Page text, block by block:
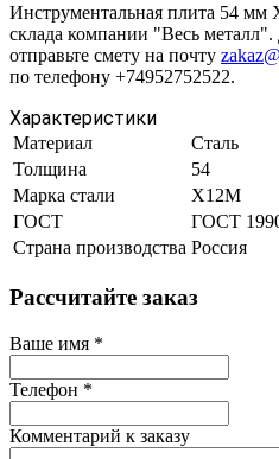
Инструментальная плита 54
склада компании "Весь металл".
отправьте смету на почту
по телефону +74952752522.
Характеристики
Материал
Сталь
Толщина
54
Марка стали
Х12М
ГОСТ
ГОСТ
Страна производства Россия
Рассчитайте заказ
Ваше имя *
Телефон *
Комментарий к заказу